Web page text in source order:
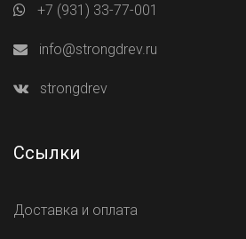
+7 (931) 33-77-001
info@strongdrev.ru
strongdrev
Ссылки
Доставка и оплата